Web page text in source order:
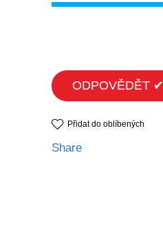
ODPOVĚDĚT ✔
Přidat do oblíbených
Share